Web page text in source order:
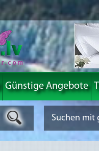
Günstige Angebote